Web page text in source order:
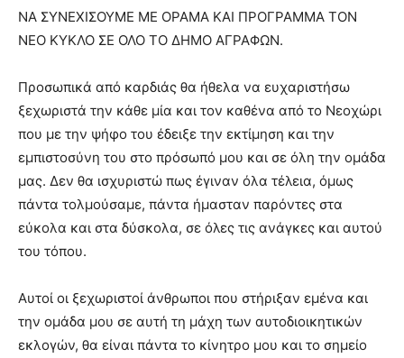
ΝΑ ΣΥΝΕΧΙΣΟΥΜΕ ΜΕ ΟΡΑΜΑ ΚΑΙ ΠΡΟΓΡΑΜΜΑ ΤΟΝ
ΝΕΟ ΚΥΚΛΟ ΣΕ ΟΛΟ ΤΟ ΔΗΜΟ ΑΓΡΑΦΩΝ.
Προσωπικά από καρδιάς θα ήθελα να ευχαριστήσω
ξεχωριστά την κάθε μία και τον καθένα από το Νεοχώρι
που με την ψήφο του έδειξε την εκτίμηση και την
εμπιστοσύνη του στο πρόσωπό μου και σε όλη την ομάδα
μας. Δεν θα ισχυριστώ πως έγιναν όλα τέλεια, όμως
πάντα τολμούσαμε, πάντα ήμασταν παρόντες στα
εύκολα και στα δύσκολα, σε όλες τις ανάγκες και αυτού
του τόπου.
Αυτοί οι ξεχωριστοί άνθρωποι που στήριξαν εμένα και
την ομάδα μου σε αυτή τη μάχη των αυτοδιοικητικών
εκλογών, θα είναι πάντα το κίνητρο μου και το σημείο